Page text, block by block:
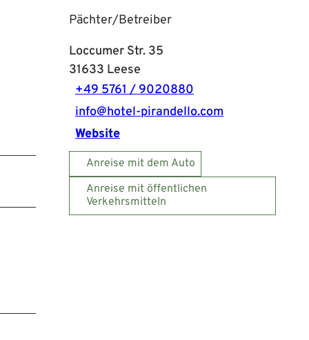
Pächter/Betreiber
Loccumer Str. 35
31633 Leese
+49 5761 / 9020880
info@hotel-pirandello.com
Website
Anreise mit dem Auto
Anreise mit öffentlichen
Verkehrsmitteln